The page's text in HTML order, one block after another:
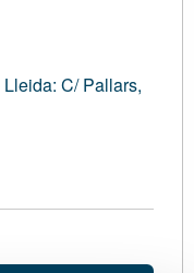
C/ Pallars,